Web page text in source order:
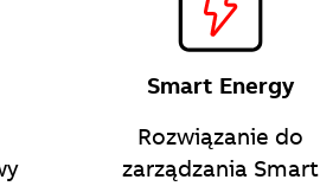
Smart Energy
Rozwiązanie do
zarządzania Smart